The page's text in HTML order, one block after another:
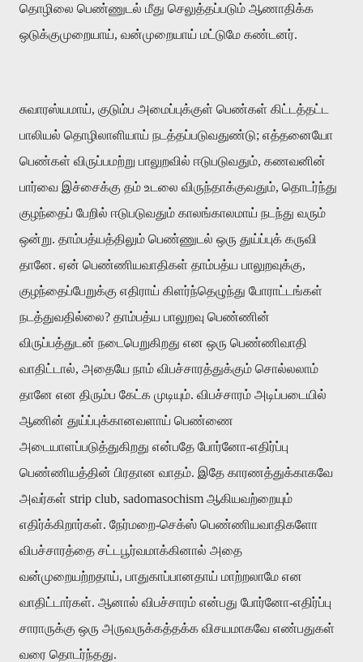
தொழிலை பெண்ணுடல் மீது செலுத்தப்படும் ஆணாதிக்க
ஒடுக்குமுறையாய், வன்முறையாய் மட்டுமே கண்டனர்.
சுவாரஸ்யமாய், குடும்ப அமைப்புக்குள் பெண்கள் கிட்டத்தட்ட
பாலியல் தொழிலாளியாய் நடத்தப்படுவதுண்டு; எத்தனையோ
பெண்கள் விருப்பமற்று பாலுறவில் ஈடுபடுவதும், கணவனின்
பார்வை இச்சைக்கு தம் உடலை விருந்தாக்குவதும், தொடர்ந்து
குழந்தைப் பேறில் ஈடுபடுவதும் காலங்காலமாய் நடந்து வரும்
ஒன்று. தாம்பத்யத்திலும் பெண்ணுடல் ஒரு துய்ப்புக் கருவி
தானே. ஏன் பெண்ணியவாதிகள் தாம்பத்ய பாலுறவுக்கு,
குழந்தைப்பேறுக்கு எதிராய் கிளர்ந்தெழுந்து போராட்டங்கள்
நடத்துவதில்லை? தாம்பத்ய பாலுறவு பெண்ணின்
விருப்பத்துடன் நடைபெறுகிறது என ஒரு பெண்ணிவாதி
வாதிட்டால், அதையே நாம் விபச்சாரத்துக்கும் சொல்லலாம்
தானே என திரும்ப கேட்க முடியும். விபச்சாரம் அடிப்படையில்
ஆணின் துய்ப்புக்கானவளாய் பெண்ணை
அடையாளப்படுத்துகிறது என்பதே போர்னோ-எதிர்ப்பு
பெண்ணியத்தின் பிரதான வாதம். இதே காரணத்துக்காகவே
அவர்கள் strip club, sadomasochism ஆகியவற்றையும்
எதிர்க்கிறார்கள். நேர்மறை-செக்ஸ் பெண்ணியவாதிகளோ
விபச்சாரத்தை சட்டபூர்வமாக்கினால் அதை
வன்முறையற்றதாய், பாதுகாப்பானதாய் மாற்றலாமே என
வாதிட்டார்கள். ஆனால் விபச்சாரம் என்பது போர்னோ-எதிர்ப்பு
சாராருக்கு ஒரு அருவருக்கத்தக்க விசயமாகவே எண்பதுகள்
வரை தொடர்ந்தது.